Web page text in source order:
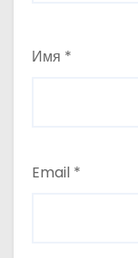
Имя *
Email *